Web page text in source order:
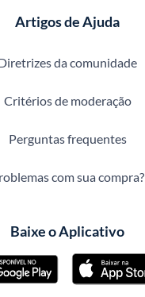
Artigos de Ajuda
da comunidade
Critérios de moderação
Perguntas frequentes
com sua compra?
Baixe o Aplicativo